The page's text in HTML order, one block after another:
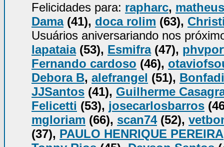
Felicidades para: rapharc,
Dama(41), doca rolim (63),
Usuários aniversariando nos
lapataia(53), Esmifra(47),
Fernando cardoso (46),
Debora B, alefrangel (51),
JJSantos (41), Guilherme
Felicetti (53), josecarlosbarros
mgloriam (66), scan74(52),
(37), PAULO HENRIQUE PEREIRA